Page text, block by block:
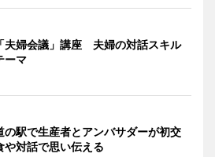
夫婦会議」講座 夫婦の対話スキル
ーマ
の駅で生産者とアンバサダーが初交
対話で思い伝える